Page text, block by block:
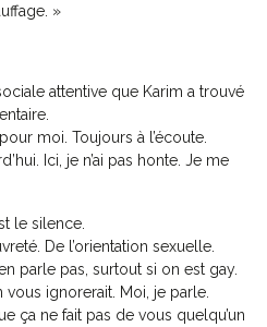
»
attentive que Karim a trouvé
moi. Toujours à l’écoute.
Ici, je n’ai pas honte. Je me
le silence.
De l’orientation sexuelle.
parle pas, surtout si on est gay.
ignorerait. Moi, je parle.
ça ne fait pas de vous quelqu’un